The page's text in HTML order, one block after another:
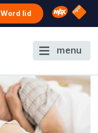
Word lid Omroep
NPO
menu